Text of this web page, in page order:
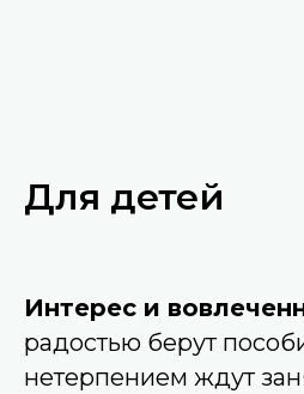
Для детей
Интерес и
радостью берут
нетерпением ждут